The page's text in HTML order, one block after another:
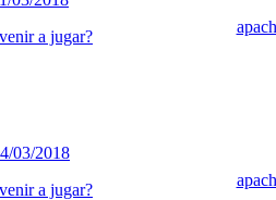
a jugar?
03/2018
a jugar?